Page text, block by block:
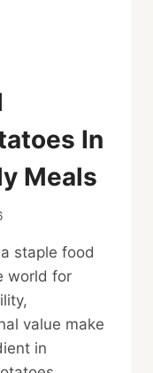
In
Meals
staple food
world for
value make
in